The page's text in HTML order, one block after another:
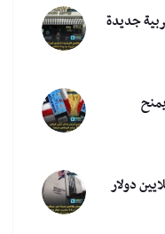
جديدة
تذاكر كأس العالم 2026 يمنح
سجنًا في ميشيغن بـ3.5 ملايين دولار